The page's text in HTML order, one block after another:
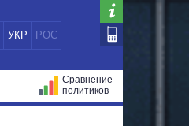
УКР РОС
Сравнение
политиков